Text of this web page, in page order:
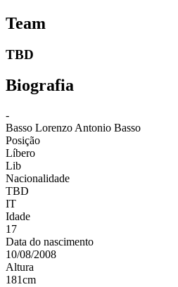
Team
TBD
Biografia
-
Basso Lorenzo Antonio Basso
Posição
Líbero
Lib
Nacionalidade
TBD
IT
Idade
17
Data do nascimento
10/08/2008
Altura
181cm